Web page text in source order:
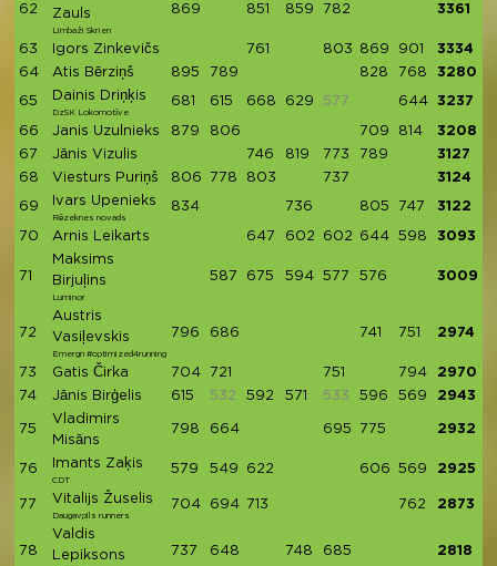
62
Zauls
Limbaži Skrien
869 851 859 782 3361
63 Igors Zinkevičs 761 803 869 901
3334
64
Atis Bērziņš 895 789 828 768 3280
65 Dainis Driņķis
DzSK Lokomotīve
681 615 668 629 577 644 3237
66 Janis Uzulnieks 879 806 709 814
3208
67
Jānis Vizulis 746 819 773 789
3127
68
Viesturs Puriņš 806 778 803 737 3124
69 Ivars Upenieks
Rēzeknes novads
834 736 805 747 3122
70 Arnis Leikarts 647 602 602 644 598 3093
71
Maksims
Birjuļins
Luminor
587 675 594 577 576 3009
72
Austris
Vasiļevskis
Emergn #optimized4running
796 686 741 751 2974
73 Gatis Čirka 704 721 751 794
2970
74
Jānis Birģelis 615 532 592 571 533 596 569 2943
75
Vladimirs
Misāns
798 664 695 775 2932
76 Imants Zaķis
CDT
579 549 622 606 569 2925
77 Vitalijs Žuselis
Daugavpils runners
704 694 713 762 2873
78
Valdis
Lepiksons
737 648 748 685 2818